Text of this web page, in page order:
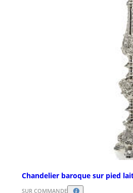
Chandelier baroque sur pied
SUR COMMANDE